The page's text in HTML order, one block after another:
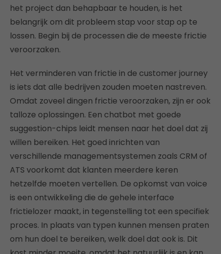
het project dan behapbaar te houden, is het
belangrijk om dit probleem stap voor stap op te
lossen. Begin bij de processen die de meeste frictie
veroorzaken.
Het verminderen van frictie in de customer journey
is iets dat alle bedrijven zouden moeten nastreven.
Omdat zoveel dingen frictie veroorzaken, zijn er ook
talloze oplossingen. Een chatbot met goede
suggestion-chips leidt mensen naar het doel dat zij
willen bereiken. Het goed inrichten van
verschillende managementsystemen zoals CRM of
ATS voorkomt dat klanten meerdere keren
hetzelfde moeten vertellen. De opkomst van voice
is een ontwikkeling die de gehele interface
frictielozer maakt, in tegenstelling tot een specifiek
proces. In plaats van typen kunnen mensen praten
om hun doel te bereiken, welk doel dat ook is. Dit